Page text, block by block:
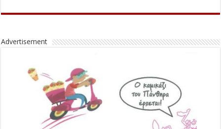
Advertisement